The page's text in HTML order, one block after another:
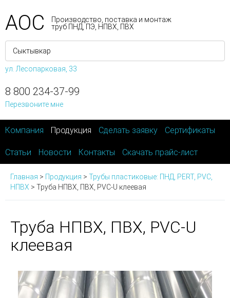
АОС
Производство, поставка и монтаж
труб ПНД, ПЭ, НПВХ, ПВХ
ул. Лесопарковая, 33
8 800 234-37-99
Перезвоните мне
Компания Продукция Сделать заявку Сертификаты
Статьи Новости Контакты Скачать прайс-лист
Главная > Продукция > Трубы пластиковые: ПНД, PERT, PVC,
НПВХ > Труба НПВХ, ПВХ, PVC-U клеевая
Труба НПВХ, ПВХ, PVC-U
клеевая